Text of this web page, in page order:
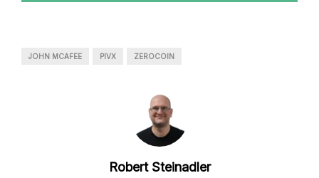
JOHN MCAFEE PIVX ZEROCOIN
Robert Steinadler